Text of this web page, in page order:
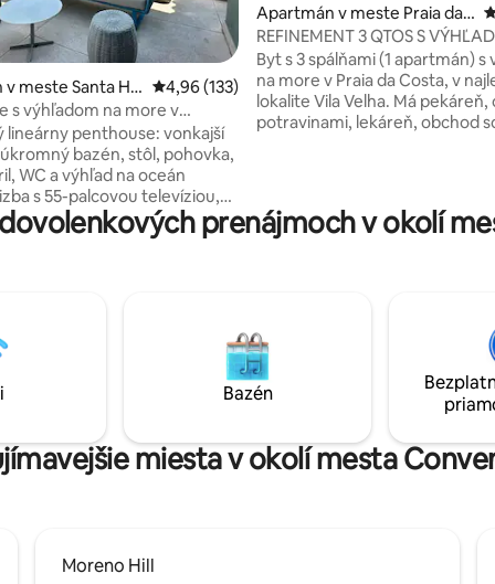
z 5, počet hodnotení: 150
meste Santa Hel Priemerné ohodnotenie 4,96 z 5, počet
4,96 (133)
s výhľadom na more v
lineárny penthouse: vonkajší
bazén, stôl, pohovka,
WC a výhľad na oceán
s 55-palcovou televíziou,
a Netflixom Wi-Fi 500
alebo 1 manželská
Plážová súprava
a termálny cx) 2 miesta
24 hodín denne, 7 dní v týždni V
Curva da Jurema
Apartmán v meste Praia da
Costa
REFINEMENT 3 QTOS S
MORE PRAIA DA COSTA
Byt s 3 spálňami (1 apartmán) s
na more v Praia da Costa, v
lokalite Vila Velha. Má pekáreň,
potravinami, lekáreň, obchod
a umožňuje hosťom
na celé pobrežie. Objekt v
obývacej izbe, aby poskytoval
najlepšie pohodlie.
prenájmoch v okolí
Bazén
miesta v okolí mesta
Moreno Hill